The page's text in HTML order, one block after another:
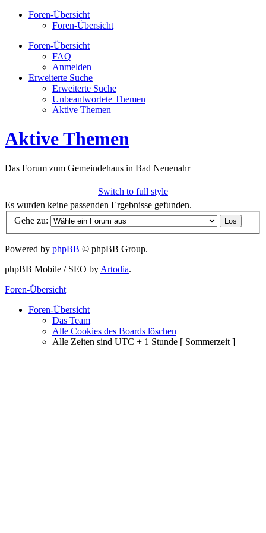
Foren-Übersicht
Foren-Übersicht
Foren-Übersicht
FAQ
Anmelden
Erweiterte Suche
Erweiterte Suche
Unbeantwortete Themen
Aktive Themen
Aktive Themen
Das Forum zum Gemeindehaus in Bad Neuenahr
Switch to full style
Es wurden keine passenden Ergebnisse gefunden.
Gehe zu:
Powered by phpBB © phpBB Group.
phpBB Mobile / SEO byArtodia.
Foren-Übersicht
Foren-Übersicht
Das Team
Alle Cookies des Boards löschen
Alle Zeiten sind UTC + 1 Stunde [ Sommerzeit ]